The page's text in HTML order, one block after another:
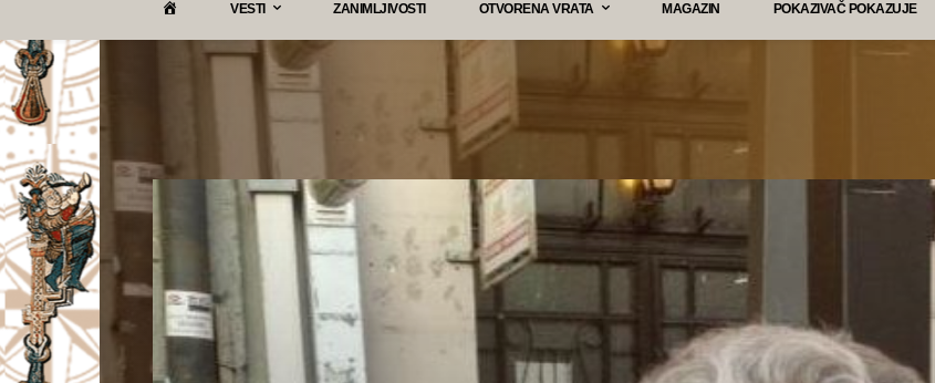
I
VESTI ZANIMLJIVOSTI OTVORENA VRATA MAGAZIN POKAZIVAČ POKAZUJE